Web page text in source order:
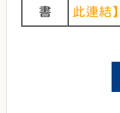
書
此連結】